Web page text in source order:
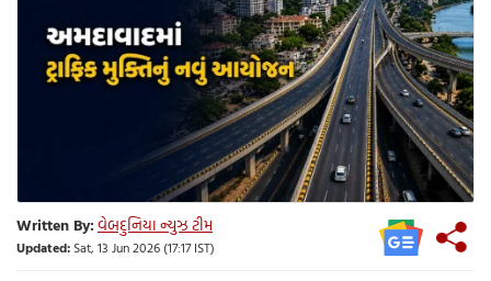
Written By:વેબદુનિયા ન્યુઝ ટીમ
Updated:Sat, 13 Jun 2026 (17:17 IST)